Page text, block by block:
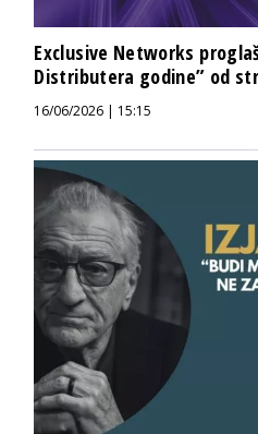
Exclusive Networks
Distributera godine” od
16/06/2026 | 15:15